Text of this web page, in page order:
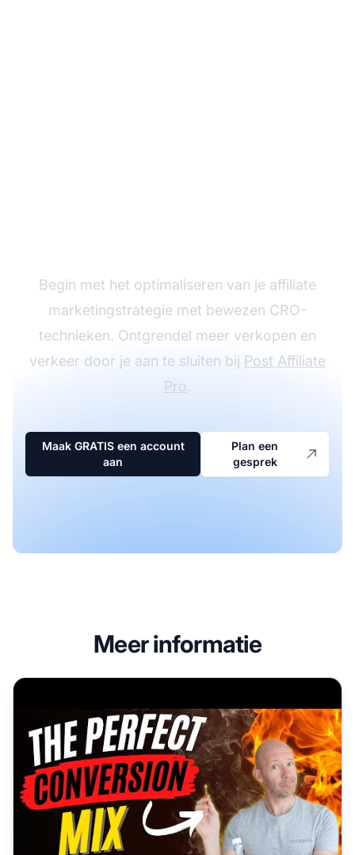
Begin met het optimaliseren van je affiliate
marketingstrategie met bewezen CRO-
technieken. Ontgrendel meer verkopen en
verkeer door je aan te sluiten bij Post Affiliate
Pro.
Maak GRATIS een account
aan
Plan een
gesprek
Meer informatie
Conversie-optimalisatie - 5 Conversie Hacks Om Het